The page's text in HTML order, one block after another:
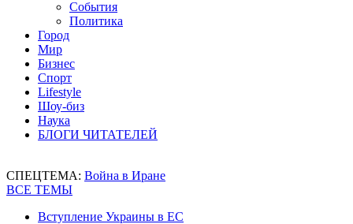
События
Политика
Город
Мир
Бизнес
Спорт
Lifestyle
Шоу-биз
Наука
БЛОГИ ЧИТАТЕЛЕЙ
СПЕЦТЕМА: Война в Иране
ВСЕ ТЕМЫ
Вступление Украины в ЕС